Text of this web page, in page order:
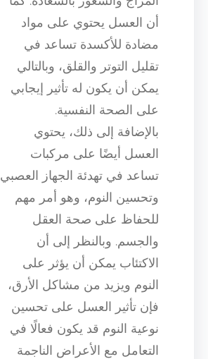
أن العسل يحتوي على مواد
مضادة للأكسدة تساعد في
تقليل التوتر والقلق، وبالتالي
يمكن أن يكون له تأثير إيجابي
على الصحة النفسية.
بالإضافة إلى ذلك، يحتوي
العسل أيضًا على مركبات
تساعد في تهدئة الجهاز العصبي
وتحسين النوم، وهو أمر مهم
للحفاظ على صحة العقل
والجسم. وبالنظر إلى أن
الاكتئاب يمكن أن يؤثر على
النوم ويزيد من مشاكل الأرق،
فإن تأثير العسل على تحسين
نوعية النوم قد يكون فعالًا في
التعامل مع الأعراض الناجمة